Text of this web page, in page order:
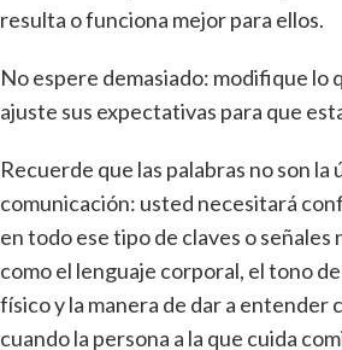
resulta o funciona mejor para ellos.
No espere demasiado: modifique lo
ajuste sus expectativas para que
Recuerde que las palabras no son la
comunicación: usted necesitará
en todo ese tipo de claves o señales
como el lenguaje corporal, el tono
físico y la manera de dar a entender
cuando la persona a la que cuida